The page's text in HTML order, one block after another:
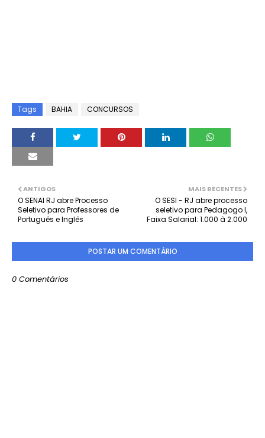
Tags BAHIA CONCURSOS
MAIS RECENTES
O SESI - RJ abre processo
seletivo para Pedagogo I,
Faixa Salarial: 1.000 à 2.000
ANTIGOS
O SENAI RJ abre Processo
Seletivo para Professores de
Português e Inglês
POSTAR UM COMENTÁRIO
0 Comentários